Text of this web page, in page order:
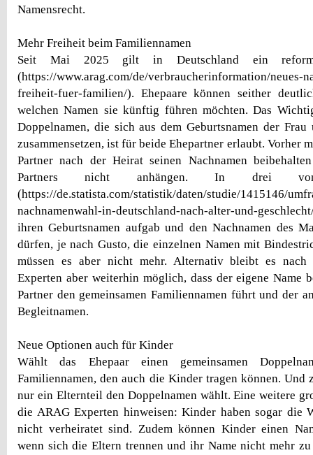
Namensrecht.
Mehr Freiheit beim Familiennamen
Seit Mai 2025 gilt in Deutschland ein
(https://www.arag.com/de/verbraucherinformation/neues-
freiheit-fuer-familien/). Ehepaare können seither
welchen Namen sie künftig führen möchten. Das
Doppelnamen, die sich aus dem Geburtsnamen der Frau
zusammensetzen, ist für beide Ehepartner erlaubt. Vorher
Partner nach der Heirat seinen Nachnamen
Partners nicht anhängen. In drei
(https://de.statista.com/statistik/daten/studie/1415146/
nachnamenwahl-in-deutschland-nach-alter-und-
ihren Geburtsnamen aufgab und den Nachnamen des
dürfen, je nach Gusto, die einzelnen Namen mit
müssen es aber nicht mehr. Alternativ bleibt es
Experten aber weiterhin möglich, dass der eigene Name
Partner den gemeinsamen Familiennamen führt und der
Begleitnamen.
Neue Optionen auch für Kinder
Wählt das Ehepaar einen gemeinsamen
Familiennamen, den auch die Kinder tragen können. Und
nur ein Elternteil den Doppelnamen wählt. Eine weitere
die ARAG Experten hinweisen: Kinder haben sogar die
nicht verheiratet sind. Zudem können Kinder einen
wenn sich die Eltern trennen und ihr Name nicht mehr